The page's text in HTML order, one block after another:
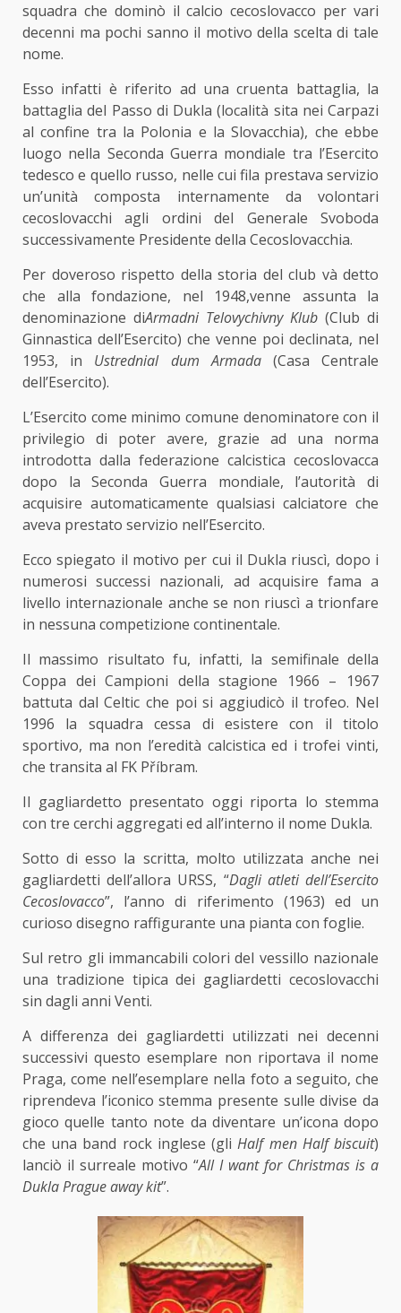
squadra che dominò il calcio cecoslovacco per vari
decenni ma pochi sanno il motivo della scelta di tale
nome.
Esso infatti è riferito ad una cruenta battaglia, la
battaglia del Passo di Dukla (località sita nei Carpazi
al confine tra la Polonia e la Slovacchia), che ebbe
luogo nella Seconda Guerra mondiale tra l’Esercito
tedesco e quello russo, nelle cui fila prestava servizio
un’unità composta internamente da volontari
cecoslovacchi agli ordini del Generale Svoboda
successivamente Presidente della Cecoslovacchia.
Per doveroso rispetto della storia del club và detto
che alla fondazione, nel 1948,venne assunta la
denominazione diArmadni Telovychivny Klub (Club di
Ginnastica dell’Esercito) che venne poi declinata, nel
1953, in Ustrednial dum Armada (Casa Centrale
dell’Esercito).
L’Esercito come minimo comune denominatore con il
privilegio di poter avere, grazie ad una norma
introdotta dalla federazione calcistica cecoslovacca
dopo la Seconda Guerra mondiale, l’autorità di
acquisire automaticamente qualsiasi calciatore che
aveva prestato servizio nell’Esercito.
Ecco spiegato il motivo per cui il Dukla riuscì, dopo i
numerosi successi nazionali, ad acquisire fama a
livello internazionale anche se non riuscì a trionfare
in nessuna competizione continentale.
Il massimo risultato fu, infatti, la semifinale della
Coppa dei Campioni della stagione 1966 – 1967
battuta dal Celtic che poi si aggiudicò il trofeo. Nel
1996 la squadra cessa di esistere con il titolo
sportivo, ma non l’eredità calcistica ed i trofei vinti,
che transita al FK Příbram.
Il gagliardetto presentato oggi riporta lo stemma
con tre cerchi aggregati ed all’interno il nome Dukla.
Sotto di esso la scritta, molto utilizzata anche nei
gagliardetti dell’allora URSS, “Dagli atleti dell’Esercito
Cecoslovacco”, l’anno di riferimento (1963) ed un
curioso disegno raffigurante una pianta con foglie.
Sul retro gli immancabili colori del vessillo nazionale
una tradizione tipica dei gagliardetti cecoslovacchi
sin dagli anni Venti.
A differenza dei gagliardetti utilizzati nei decenni
successivi questo esemplare non riportava il nome
Praga, come nell’esemplare nella foto a seguito, che
riprendeva l’iconico stemma presente sulle divise da
gioco quelle tanto note da diventare un’icona dopo
che una band rock inglese (gliHalf men Half biscuit)
lanciò il surreale motivo “All I want for Christmas is a
Dukla Prague away kit”.